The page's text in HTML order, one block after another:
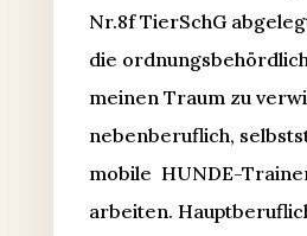
Nr.8f TierSchG
die
meinen Traum zu
nebenberuflich,
mobile HUNDE-
arbeiten.